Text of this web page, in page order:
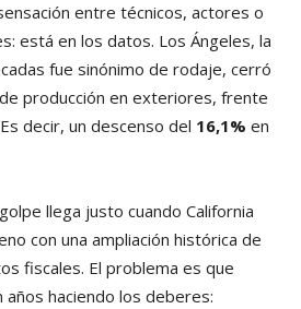
entre técnicos, actores o
está en los datos. Los Ángeles, la
fue sinónimo de rodaje, cerró
producción en exteriores, frente
decir, un descenso del 16,1% en
llega justo cuando California
con una ampliación histórica de
fiscales. El problema es que
haciendo los deberes: